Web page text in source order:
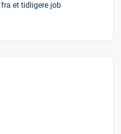
et tidligere job